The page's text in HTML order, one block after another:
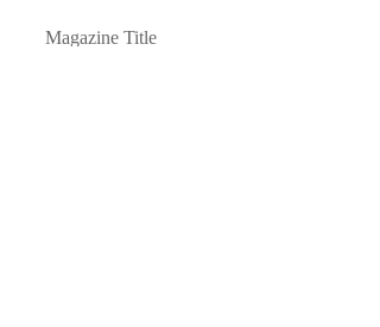
Magazine Title